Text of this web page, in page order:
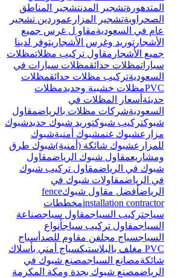
المتدهورةتشجير المدنتشجير المناطق
الصحراويةتشجير المزارعموردين تشجير
عام في السعوديةمقاو ل غرس جميع
الأشجار توريد وغرس الأشجار يتوفر لدينا
جميع الأشجار مقاول تركيب مظلاتمظلات
سياراتمظلات حدائقمظلات سيارات في
السعوديةتركيب مظلات حدائقمظلات
PVCمظلات خشبية وحديدمظلات
حديثة أسعار المظلات في
السعوديةشركات مظلات بالرياضمقاول
شبوكتركيب شبوكتوريد شبوك حديدشبوك
مزارعشبوك غنمشبوك أمنيةشبوك
للمزارعشبوك شائكة (أمنية)شبوك طرق
ومشاريعمقاول شبوك الرياضمقاول
شبوك في الرياضمقاول تركيب شبوك
في الرياضمقاولات شبوك في
الرياضأفضل مقاول شبوكfence
installation contractorمخططات
سياجتركيب السياجمقاول سياجصناعة
السياجمقاول تركيب سياجأنواع
السياجسياج مجلفن مقاوم للصدأ سياج
PVC مغلف بالبلاستيك
سياج أمني بأسلاك
شائكةمصانع السياجمصنع شبوك في
الرياضمصنع شبوك بجدة ومكة المكرمة